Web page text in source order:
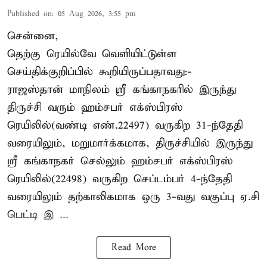
Published on: 05 Aug 2026, 3:55 pm
சென்னை,
தெற்கு ரெயில்வே வெளியிட்டுள்ள
செய்திக்குறிப்பில் கூறியிருப்பதாவது:-
ராஜஸ்தான் மாநிலம் ஸ்ரீ கங்காநகரில் இருந்து
திருச்சி வரும் ஹம்சபர் எக்ஸ்பிரஸ்
ரெயிலில்(வண்டி எண்.22497) வருகிற 31-ந்தேதி
வரையிலும், மறுமார்க்கமாக, திருச்சியில் இருந்து
ஸ்ரீ கங்காநகர் செல்லும் ஹம்சபர் எக்ஸ்பிரஸ்
ரெயிலில்(22498) வருகிற செப்டம்பர் 4-ந்தேதி
வரையிலும் தற்காலிகமாக ஒரு 3-வது வகுப்பு ஏ.சி
பெட்டி இ ...
Read More